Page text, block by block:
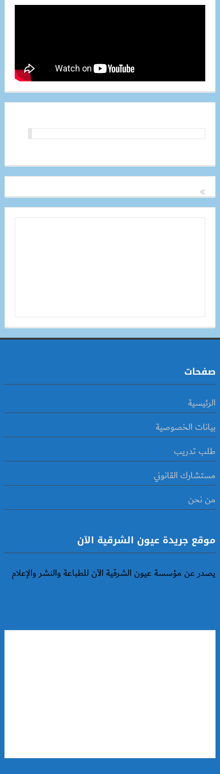
صفحات
الرئيسية
بيانات الخصوصية
طلب تدريب
مستشارك القانوني
من نحن
موقع جريدة عيون الشرقية الآن
يصدر عن مؤسسة عيون الشرقية الآن للطباعة والنشر والإعلام